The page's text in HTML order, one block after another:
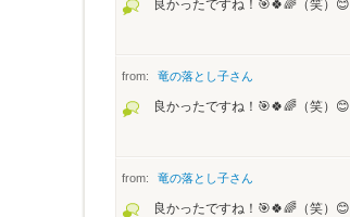
良かったですね！🎯🍀🌈（笑）😊
from: 竜の落とし子さん
良かったですね！🎯🍀🌈（笑）😊
from: 竜の落とし子さん
良かったですね！🎯🍀🌈（笑）😊